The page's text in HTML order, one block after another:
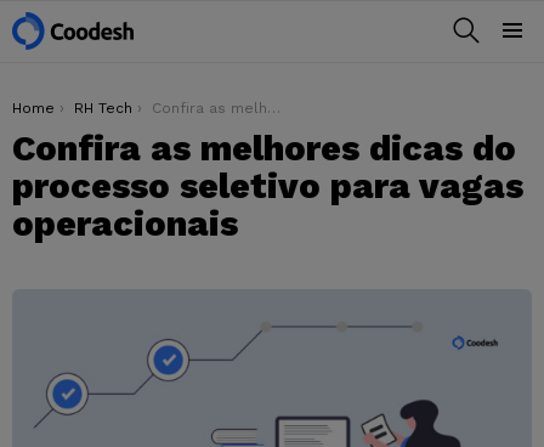
You are here:
Home RH Tech Confira as melhores dicas do processo seletivo para vagas operacionais
Confira as melhores dicas do
processo seletivo para vagas
operacionais